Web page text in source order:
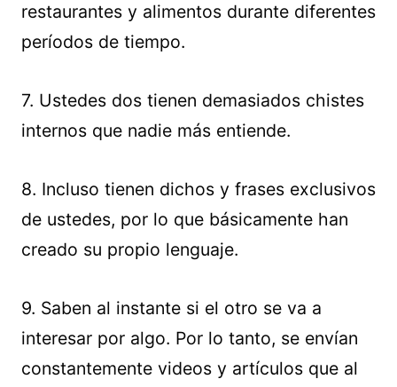
restaurantes y alimentos durante diferentes
períodos de tiempo.
7. Ustedes dos tienen demasiados chistes
internos que nadie más entiende.
8. Incluso tienen dichos y frases exclusivos
de ustedes, por lo que básicamente han
creado su propio lenguaje.
9. Saben al instante si el otro se va a
interesar por algo. Por lo tanto, se envían
constantemente videos y artículos que al